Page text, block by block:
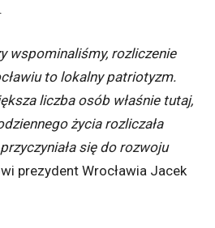
wspominaliśmy, rozliczenie
to lokalny patriotyzm.
liczba osób właśnie tutaj,
życia rozliczała
się do rozwoju
prezydent Wrocławia Jacek